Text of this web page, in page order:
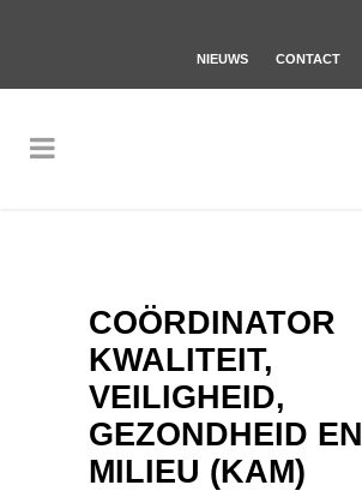
NIEUWS CONTACT
COÖRDINATOR
KWALITEIT,
VEILIGHEID,
GEZONDHEID EN
MILIEU (KAM)